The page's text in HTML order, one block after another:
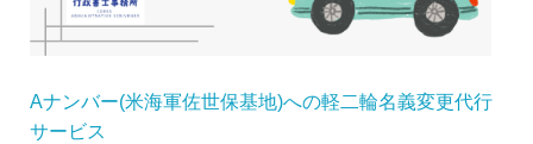
Aナンバー(米海軍佐世保基地)への軽二輪名義変更代行
サービス